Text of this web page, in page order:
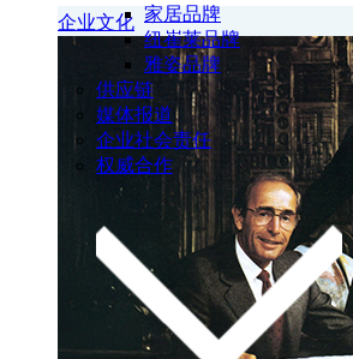
企业文化 家居品牌
纽崔莱品牌
雅姿品牌
供应链
媒体报道
企业社会责任
权威合作